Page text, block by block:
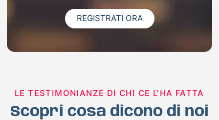
REGISTRATI ORA
LE TESTIMONIANZE DI CHI CE L'HA FATTA
Scopri cosa dicono di noi